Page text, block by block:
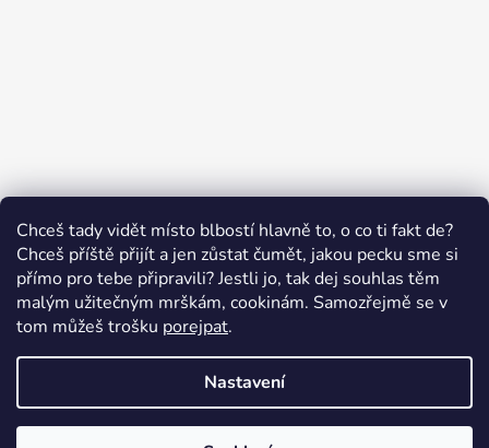
Chceš tady vidět místo blbostí hlavně to, o co ti fakt de?
Chceš příště přijít a jen zůstat čumět, jakou pecku sme si
přímo pro tebe připravili? Jestli jo, tak dej souhlas těm
malým užitečným mrškám, cookinám. Samozřejmě se v
tom můžeš trošku porejpat.
Nastavení
Swissten.eu Česnekový ráj
Vytvořil Shoptet
Copyright 2026Appletop.cz - mobilní příslušenství.